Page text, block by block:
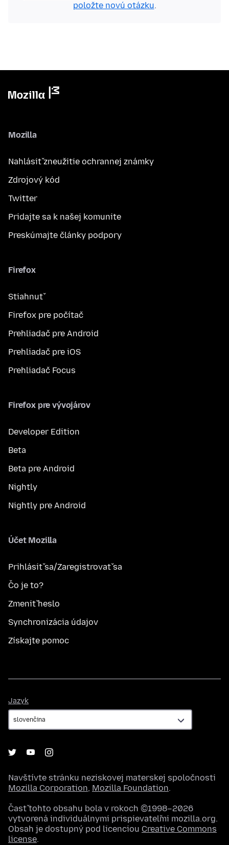
položte novú otázku.
Mozilla
Nahlásiť zneužitie ochrannej známky
Zdrojový kód
Twitter
Pridajte sa k našej komunite
Preskúmajte články podpory
Firefox
Stiahnuť
Firefox pre počítač
Prehliadač pre Android
Prehliadač pre iOS
Prehliadač Focus
Firefox pre vývojárov
Developer Edition
Beta
Beta pre Android
Nightly
Nightly pre Android
Účet Mozilla
Prihlásiť sa/Zaregistrovať sa
Čo je to?
Zmeniť heslo
Synchronizácia údajov
Získajte pomoc
Jazyk
Navštívte stránku neziskovej materskej spoločnosti
Mozilla Corporation, Mozilla Foundation.
Časť tohto obsahu bola v rokoch ©1998–2026
vytvorená individuálnymi prispievateľmi mozilla.org.
Obsah je dostupný pod licenciou Creative Commons
license.